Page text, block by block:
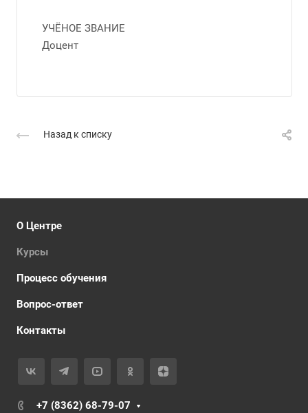
УЧЁНОЕ ЗВАНИЕ
Доцент
Назад к списку
О Центре
Курсы
Процесс обучения
Вопрос-ответ
Контакты
+7 (8362) 68-79-07